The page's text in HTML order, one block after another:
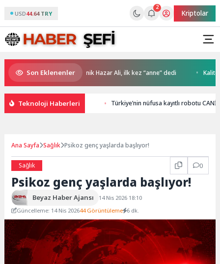
USD44.64 TRY
2
Kriptolar
Son Eklenenler
İstanbul’da Minik Hazar Ali, ilk kez “anne” dedi Kaliteli
Teknoloji Haberleri Türkiye’nin nüfusa kayıtlı robotu
Ana Sayfa Sağlık Psikoz genç yaşlarda başlıyor!
Sağlık 0
Psikoz genç yaşlarda başlıyor!
Beyaz Haber Ajansı
14 Nis 2026 18:10
Güncelleme: 14 Nis 202644 Görüntüleme 6 dk.